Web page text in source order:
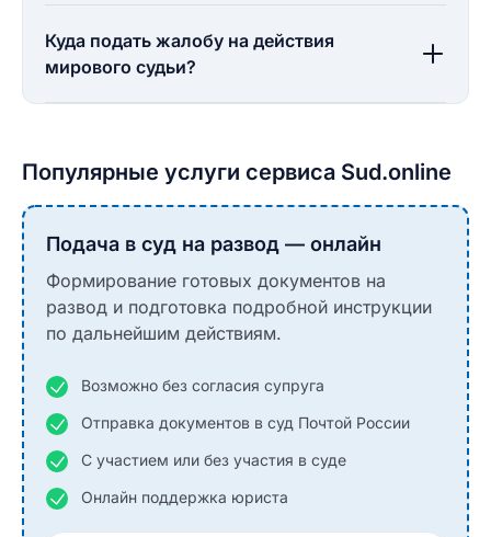
Куда подать жалобу на действия
мирового судьи?
Популярные услуги сервиса Sud.online
Подача в суд на развод — онлайн
Формирование готовых документов на
развод и подготовка подробной инструкции
по дальнейшим действиям.
Возможно без согласия супруга
Отправка документов в суд Почтой России
С участием или без участия в суде
Онлайн поддержка юриста